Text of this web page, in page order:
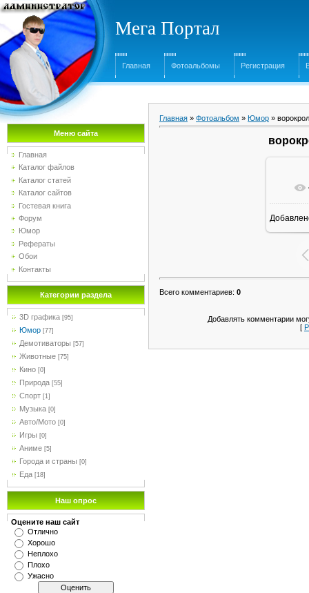
Мега Портал
Главная Фотоальбомы Регистрация
Меню сайта
Главная
Каталог файлов
Каталог статей
Каталог сайтов
Гостевая книга
Форум
Юмор
Рефераты
Обои
Контакты
Категории раздела
3D графика [95]
Юмор [77]
Демотиваторы [57]
Животные [75]
Кино [0]
Природа [55]
Спорт [1]
Музыка [0]
Авто/Мото [0]
Игры [0]
Аниме [5]
Города и страны [0]
Еда [18]
Наш опрос
Оцените наш сайт
Отлично
Хорошо
Неплохо
Плохо
Ужасно
Главная » Фотоальбом » Юмор »
Всего комментариев: 0
Добавлять комментарии
[